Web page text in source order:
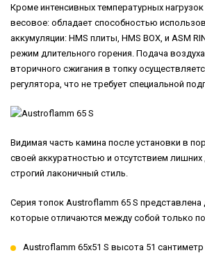
Кроме интенсивных температурных
весовое: обладает способностью
аккумуляции: HMS плиты, HMS BOX, и ASM
режим длительного горения. Подача
вторичного сжигания в топку
регулятора, что не требует специальной
Видимая часть камина после установки в
своей аккуратностью и отсутствием
строгий лаконичный стиль.
Серия топок Austroflamm 65 S
которые отличаются между собой только
Austroflamm 65x51 S высота 51 сантиметр